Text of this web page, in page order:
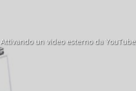
Attivando un video esterno da